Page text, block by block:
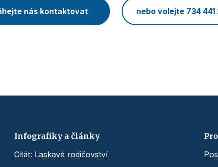
nás kontaktovat nebo volejte 734 441
Infografiky a články
Citát: Laskavé rodičovství